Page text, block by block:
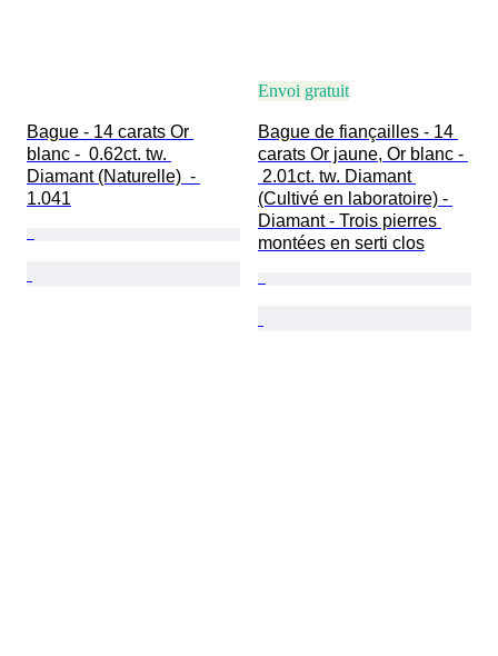
Bague - 14 carats Or
blanc -  0.62ct. tw.
Diamant (Naturelle)  -
1.041
Envoi gratuit
Bague de fiançailles - 14
carats Or jaune, Or blanc -
2.01ct. tw. Diamant
(Cultivé en laboratoire) -
Diamant - Trois pierres
montées en serti clos